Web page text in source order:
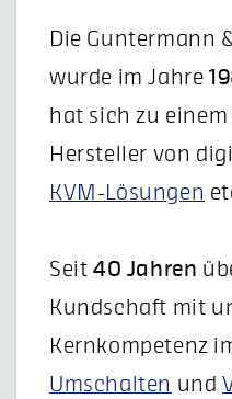
Die Guntermann
wurde im Jahre
hat sich zu
Hersteller von
KVM-Lösungen
Seit 40 Jahren
Kundschaft mit
Kernkompetenz
Umschalten und